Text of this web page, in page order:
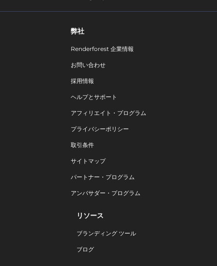
弊社
Renderforest 企業情報
お問い合わせ
採用情報
ヘルプとサポート
アフィリエイト・プログラム
プライバシーポリシー
取引条件
サイトマップ
パートナー・プログラム
アンバサダー・プログラム
リソース
ブランディング ツール
ブログ